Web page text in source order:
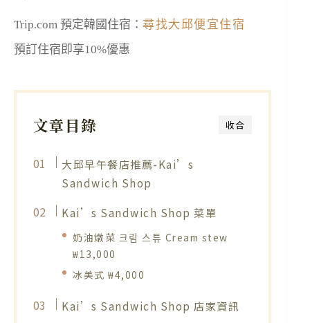
Trip.com 預定韓國住宿： 尋找大邱便宜住宿
預訂住宿即享10%優惠
收合
文章目錄
大邱早午餐店推薦-Kai’s
Sandwich Shop
Kai’s Sandwich Shop 菜單
奶油燉菜 크림 스튜 Cream stew
₩13,000
冰美式 ₩4,000
Kai’s Sandwich Shop 店家資訊